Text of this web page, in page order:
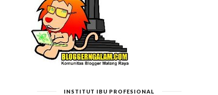
INSTITUT IBU PROFESIONAL